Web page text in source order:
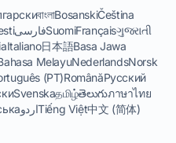
বাংলাBosanskiČeština
فارسیSuomiFrançaisગુજરાતી
Italiano日本語Basa Jawa
MelayuNederlandsNorsk
(PT)RomânăРусский
Svenskaதமிழ்తెలుగుภาษาไทย
اردوTiếng Việt中文 (简体)